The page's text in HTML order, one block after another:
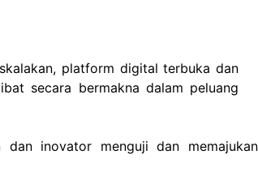
platform digital terbuka dan
secara bermakna dalam peluang
dan inovator menguji dan memajukan